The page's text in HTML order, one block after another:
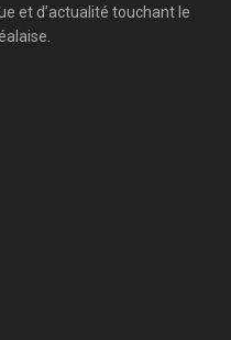
et d’actualité touchant le